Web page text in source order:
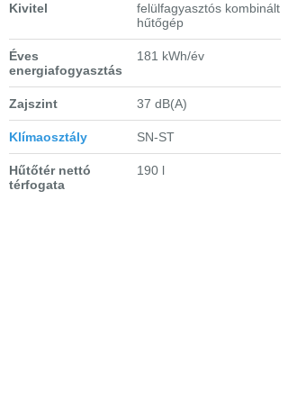
Kivitel
felülfagyasztós kombinált
hűtőgép
Éves
energiafogyasztás
181 kWh/év
Zajszint 37 dB(A)
Klímaosztály SN-ST
Hűtőtér nettó
térfogata
190 l